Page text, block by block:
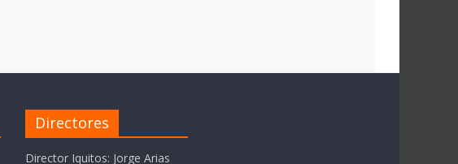
Directores
Director Iquitos: Jorge Arias